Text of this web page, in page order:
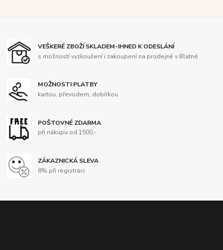
VEŠKERÉ ZBOŽÍ SKLADEM-IHNED K ODESLÁNÍ
s možností vyzkoušení i zakoupení na prodejně v Blatné
MOŽNOSTI PLATBY
kartou, převodem, dobírkou
POŠTOVNÉ ZDARMA
při nákupu od 1500,-
ZÁKAZNICKÁ SLEVA
8% při registraci